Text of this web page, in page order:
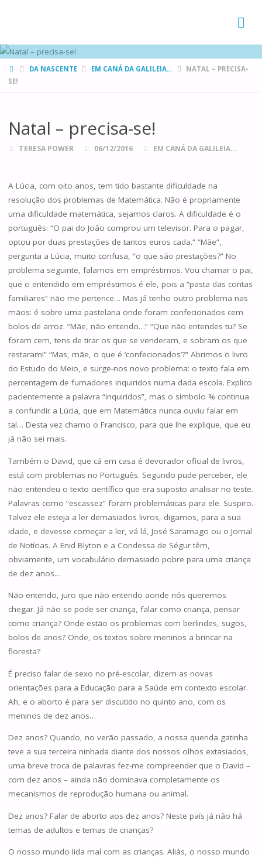
HOMEDA NASCENTE EM CANÁ DA GALILEIA...
NATAL – PRECISA-
SE!
Natal – precisa-se!
TERESA POWER 06/12/2016 EM CANÁ DA GALILEIA...
A Lúcia, com oito anos, tem tido bastante dificuldade na
resolução dos problemas de Matemática. Não é propriamente
uma dificuldade matemática, sejamos claros. A dificuldade é o
português: “O pai do João comprou um televisor. Para o pagar,
optou por duas prestações de tantos euros cada.” “Mãe”,
pergunta a Lúcia, muito confusa, “o que são prestações?” No
problema seguinte, falamos em empréstimos. Vou chamar o pai,
que o entendido em empréstimos é ele, pois a “pasta das contas
familiares” não me pertence… Mas já tenho outro problema nas
mãos: é sobre uma pastelaria onde foram confecionados cem
bolos de arroz. “Mãe, não entendo…” “Que não entendes tu? Se
foram cem, tens de tirar os que se venderam, e sobram os que
restaram!” “Mas, mãe, o que é ‘confecionados’?” Abrimos o livro
do Estudo do Meio, e surge-nos novo problema: o texto fala em
percentagem de fumadores inquiridos numa dada escola. Explico
pacientemente a palavra “inquiridos”, mas o símbolo % continua
a confundir a Lúcia, que em Matemática nunca ouviu falar em
tal… Desta vez chamo o Francisco, para que lhe explique, que eu
já não sei mais.
Também o David, que cá em casa é devorador oficial de livros,
está com problemas no Português. Segundo pude perceber, ele
não entendeu o texto científico que era suposto analisar no teste.
Palavras como “escassez” foram problemáticas para ele. Suspiro.
Talvez ele esteja a ler demasiados livros, digamos, para a sua
idade, e devesse começar a ler, vá lá, José Saramago ou o Jornal
de Notícias. A Enid Blyton e a Condessa de Ségur têm,
obviamente, um vocabulário demasiado pobre para uma criança
de dez anos…
Não entendo, juro que não entendo aonde nós queremos
chegar. Já não se pode ser criança, falar como criança, pensar
como criança? Onde estão os problemas com berlindes, sugos,
bolos de anos? Onde, os textos sobre meninos a brincar na
floresta?
É preciso falar de sexo no pré-escolar, dizem as novas
orientações para a Educação para a Saúde em contexto escolar.
Ah, e o aborto é para ser discutido no quinto ano, com os
meninos de dez anos…
Dez anos? Quando, no verão passado, a nossa querida gatinha
teve a sua terceira ninhada diante dos nossos olhos extasiados,
uma breve troca de palavras fez-me compreender que o David –
com dez anos – ainda não dominava completamente os
mecanismos de reprodução humana ou animal.
Dez anos? Falar de aborto aos dez anos? Neste país já não há
temas de adultos e temas de crianças?
O nosso mundo lida mal com as crianças. Aliás, o nosso mundo